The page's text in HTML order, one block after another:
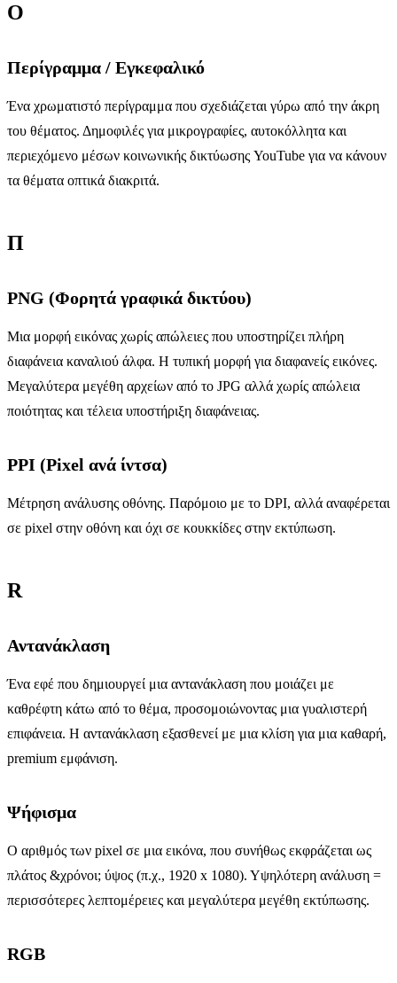
Ο
Περίγραμμα / Εγκεφαλικό
Ένα χρωματιστό περίγραμμα που σχεδιάζεται γύρω από την άκρη
του θέματος. Δημοφιλές για μικρογραφίες, αυτοκόλλητα και
περιεχόμενο μέσων κοινωνικής δικτύωσης YouTube για να κάνουν
τα θέματα οπτικά διακριτά.
Π
PNG (Φορητά γραφικά δικτύου)
Μια μορφή εικόνας χωρίς απώλειες που υποστηρίζει πλήρη
διαφάνεια καναλιού άλφα. Η τυπική μορφή για διαφανείς εικόνες.
Μεγαλύτερα μεγέθη αρχείων από το JPG αλλά χωρίς απώλεια
ποιότητας και τέλεια υποστήριξη διαφάνειας.
PPI (Pixel ανά ίντσα)
Μέτρηση ανάλυσης οθόνης. Παρόμοιο με το DPI, αλλά αναφέρεται
σε pixel στην οθόνη και όχι σε κουκκίδες στην εκτύπωση.
R
Αντανάκλαση
Ένα εφέ που δημιουργεί μια αντανάκλαση που μοιάζει με
καθρέφτη κάτω από το θέμα, προσομοιώνοντας μια γυαλιστερή
επιφάνεια. Η αντανάκλαση εξασθενεί με μια κλίση για μια καθαρή,
premium εμφάνιση.
Ψήφισμα
Ο αριθμός των pixel σε μια εικόνα, που συνήθως εκφράζεται ως
πλάτος &χρόνοι; ύψος (π.χ., 1920 x 1080). Υψηλότερη ανάλυση =
περισσότερες λεπτομέρειες και μεγαλύτερα μεγέθη εκτύπωσης.
RGB